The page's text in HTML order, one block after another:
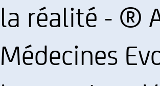
la réalité - ®
Médecines